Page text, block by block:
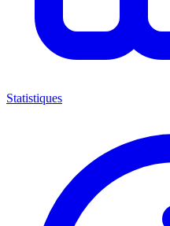
Statistiques